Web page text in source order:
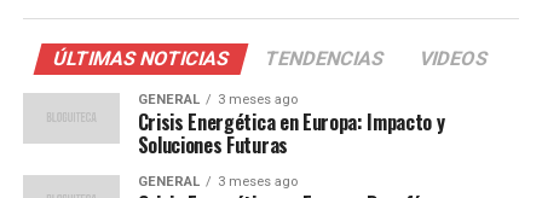
El conflicto entre israelíes y palestinos tiene raíces
profundas y complejas, remontándose a mediados del
siglo XX con la creación del Estado de Israel en 1948.
Las tensiones han sido alimentadas por disputas
territoriales, diferencias religiosas y políticas, y una
serie de guerras y levantamientos a lo largo de las
décadas.
ÚLTIMAS NOTICIAS TENDENCIAS VIDEOS
GENERAL 3 meses ago
Crisis Energética en Europa: Impacto y
Soluciones Futuras
GENERAL 3 meses ago